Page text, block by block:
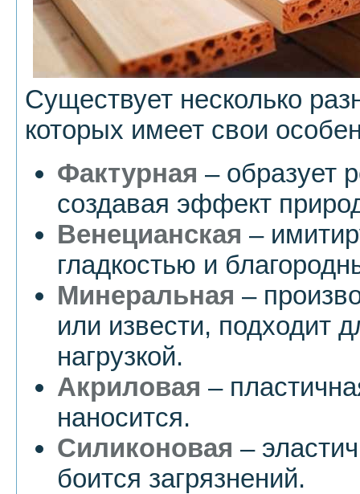
Существует несколько
которых имеет свои
Фактурная – образует
создавая эффект
Венецианская –
гладкостью и
Минеральная –
или извести, подходит
нагрузкой.
Акриловая –
наносится.
Силиконовая –
боится загрязнений.